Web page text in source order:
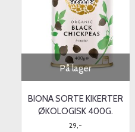
På lager
BIONA SORTE KIKERTER
ØKOLOGISK 400G.
29,-